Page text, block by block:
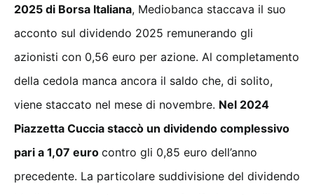
2025 di Borsa Italiana, Mediobanca staccava il suo
acconto sul dividendo 2025 remunerando gli
azionisti con 0,56 euro per azione. Al completamento
della cedola manca ancora il saldo che, di solito,
viene staccato nel mese di novembre. Nel 2024
Piazzetta Cuccia staccò un dividendo complessivo
pari a 1,07 euro contro gli 0,85 euro dell’anno
precedente. La particolare suddivisione del dividendo